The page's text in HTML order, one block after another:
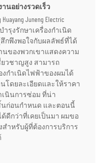
นอย่างรวดเร็ว
Juneng Electric
รบำรุงรักษาเครื่องกำเนิด
กพึงพอใจกับผลลัพธ์ที่ได้
นของพวกเขาแสดงความ
วชาญสูง สามารถ
กำเนิดไฟฟ้าของผมได้
โดยละเอียดและให้ราคา
นินการซ่อม ที่น่า
นก่อนกำหนด และตอนนี้
ดีกว่าที่เคยเป็นมา ผมขอ
สำหรับผู้ที่ต้องการบริการ